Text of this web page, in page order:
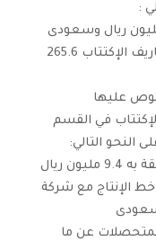
المتحصل من الإكتتاب 275 مليون ريال وسعودى
وصافى المبلغ بعد خصم رسوم ومصاريف الإكتتاب 265.6
عليها
في القسم
ريال
الإنتاج مع شركة
عن ما